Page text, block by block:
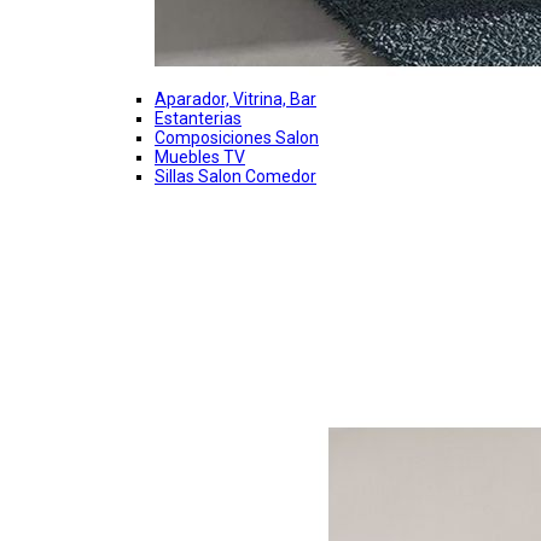
Aparador, Vitrina, Bar
Estanterias
Composiciones Salon
Muebles TV
Sillas Salon Comedor